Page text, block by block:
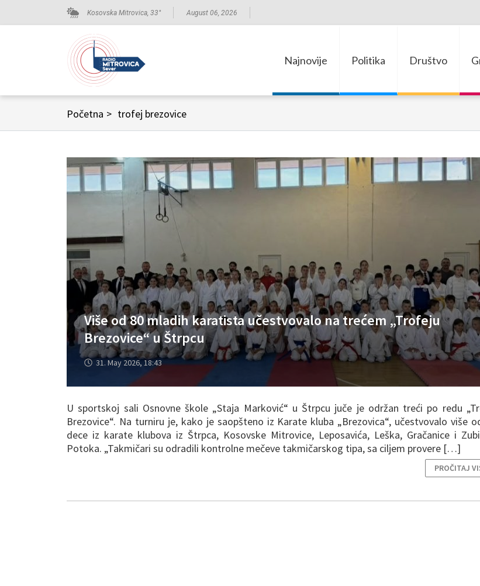
Kosovska Mitrovica, 33° August 06, 2026
Najnovije Politika Društvo
Početna > trofej brezovice
Više od 80 mladih karatista učestvovalo na trećem „Trofeju
Brezovice“ u Štrpcu
31. May 2026, 18:43
U sportskoj sali Osnovne škole „Staja Marković“ u Štrpcu juče je održan treći po redu
Brezovice“. Na turniru je, kako je saopšteno iz Karate kluba „Brezovica“, učestvovalo više
dece iz karate klubova iz Štrpca, Kosovske Mitrovice, Leposavića, Leška, Gračanice i
Potoka. „Takmičari su odradili kontrolne mečeve takmičarskog tipa, sa ciljem provere […]
PROČITAJ